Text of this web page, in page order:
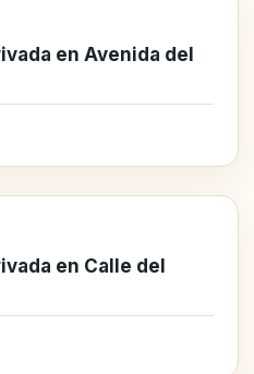
en Avenida del
en Calle del